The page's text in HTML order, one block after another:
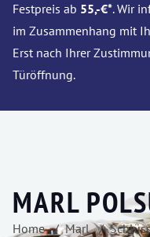
Festpreis ab 55,-€*. Wir
im Zusammenhang mit
Erst nach Ihrer
Türöffnung.
MARL
Home Marl